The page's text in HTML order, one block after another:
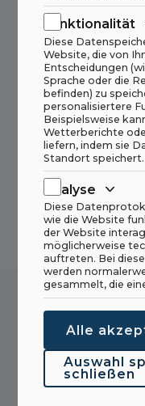
Möchten Sie
erfahren?
helfen Ihnen mit
Funktionalität
Diese
Website, die von
Entscheidungen
Sprache oder die
befinden) zu
personalisiertere
Beispielsweise
Wetterberichte
liefern, indem sie
Standort speichert.
Analyse
Diese
wie die Website
der Website
möglicherweise
auftreten. Bei
werden
gesammelt, die
Alle
Auswahl
schließen